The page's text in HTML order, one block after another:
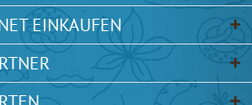
EINKAUFEN